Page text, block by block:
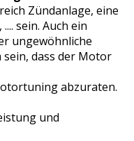
Zündanlage, eine
sein. Auch ein
ungewöhnliche
dass der Motor
abzuraten.
und